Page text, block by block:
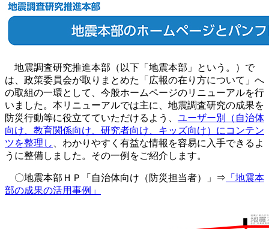
地震調査研究推進本部（以下「地震本部」という。）で
は、政策委員会が取りまとめた「広報の在り方について」へ
の取組の一環として、今般ホームページのリニューアルを行
いました。本リニューアルでは主に、地震調査研究の成果を
防災行動等に役立てていただけるよう、 ユーザー別（自治体
向け、教育関係向け、研究者向け、キッズ向け）にコンテン
ツを整理し
、わかりやすく有益な情報を容易に入手できるよ
うに整備しました。その一例をご紹介します。
〇地震本部ＨＰ「自治体向け（防災担当者）」⇒ 「地震本
部の成果の活用事例」